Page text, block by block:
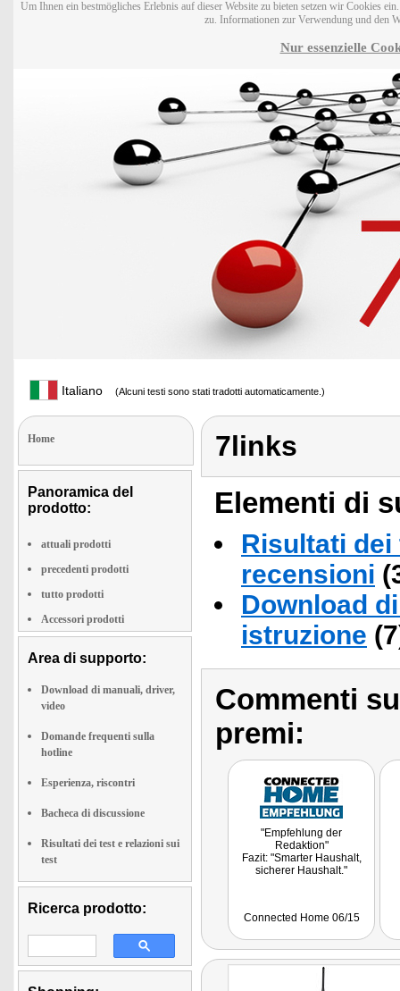
Um Ihnen ein bestmögliches Erlebnis auf dieser Website zu bieten setzen wir Cookies
zu. Informationen zur Verwendung und den
Nur essenzielle
Italiano (Alcuni testi sono stati tradotti automaticamente.)
Home
Panoramica del
prodotto:
attuali prodotti
precedenti prodotti
tutto prodotti
Accessori prodotti
Area di supporto:
Download di manuali, driver,
video
Domande frequenti sulla
hotline
Esperienza, riscontri
Bacheca di discussione
Risultati dei test e relazioni sui
test
Ricerca prodotto:
7links
Elementi di
Risultati
recensioni
Download
istruzione
Commenti
premi:
"Empfehlung der
Redaktion"
Fazit: "Smarter Haushalt,
sicherer Haushalt."
Connected Home 06/15